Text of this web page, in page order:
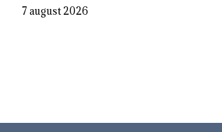
7 august 2026